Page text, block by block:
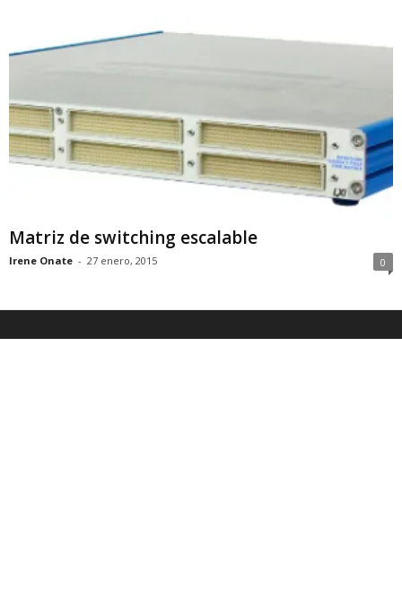
Matriz de switching escalable
Irene Onate - 27 enero, 2015 0